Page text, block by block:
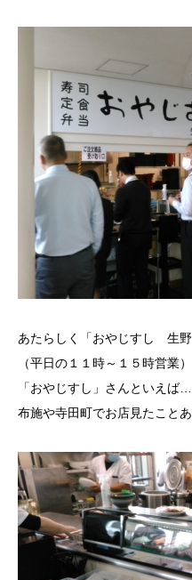
あたらしく「おやじすし 生野
（平日の１１時～１５時営業）
「おやじすし」さんといえば…
布施や寺田町でお店見たことあ